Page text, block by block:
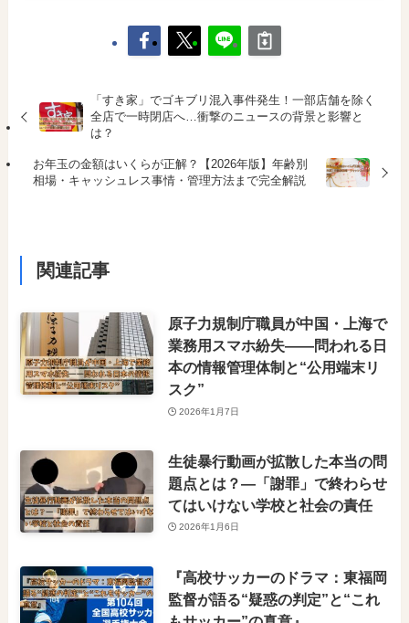
「すき家」でゴキブリ混入事件発生！一部店舗を除く
全店で一時閉店へ…衝撃のニュースの背景と影響と
は？
お年玉の金額はいくらが正解？【2026年版】年齢別
相場・キャッシュレス事情・管理方法まで完全解説
関連記事
原子力規制庁職員が中国・上海で
業務用スマホ紛失――問われる日
本の情報管理体制と“公用端末リ
スク”
2026年1月7日
生徒暴行動画が拡散した本当の問
題点とは？―「謝罪」で終わらせ
てはいけない学校と社会の責任
2026年1月6日
『高校サッカーのドラマ：東福岡
監督が語る“疑惑の判定”と“これ